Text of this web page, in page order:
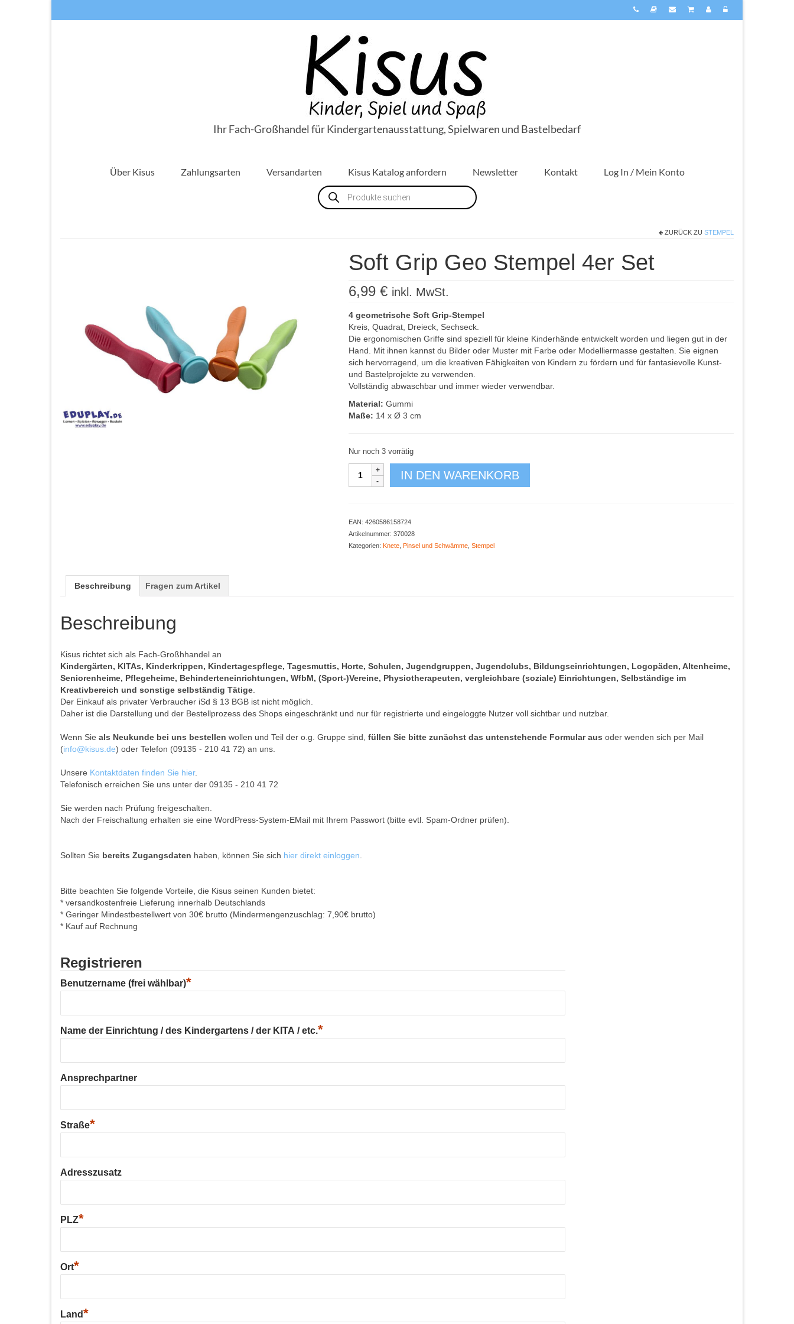
Ihr Fach-Großhandel für Kindergartenausstattung, Spielwaren und Bastelbedarf
Über Kisus Zahlungsarten Versandarten Kisus Katalog anfordern Newsletter Kontakt Log In / Mein Konto
Products
search
ZURÜCK ZU STEMPEL
Soft Grip Geo Stempel 4er Set
6,99 € inkl. MwSt.
4 geometrische Soft Grip-Stempel
Kreis, Quadrat, Dreieck, Sechseck.
Die ergonomischen Griffe sind speziell für kleine Kinderhände entwickelt worden und liegen gut in der
Hand. Mit ihnen kannst du Bilder oder Muster mit Farbe oder Modelliermasse gestalten. Sie eignen
sich hervorragend, um die kreativen Fähigkeiten von Kindern zu fördern und für fantasievolle Kunst-
und Bastelprojekte zu verwenden.
Vollständig abwaschbar und immer wieder verwendbar.
Material: Gummi
Maße: 14 x Ø 3 cm
Nur noch 3 vorrätig
Grip
IN DEN WARENKORB
EAN: 4260586158724
Artikelnummer: 370028
Kategorien: Knete, Pinsel und Schwämme, Stempel
Beschreibung Fragen zum Artikel
Beschreibung
Kisus richtet sich als Fach-Großhhandel an
Kindergärten, KITAs, Kinderkrippen, Kindertagespflege, Tagesmuttis, Horte, Schulen, Jugendgruppen, Jugendclubs, Bildungseinrichtungen, Logopäden, Altenheime,
Seniorenheime, Pflegeheime, Behinderteneinrichtungen, WfbM, (Sport-)Vereine, Physiotherapeuten, vergleichbare (soziale) Einrichtungen, Selbständige im
Kreativbereich und sonstige selbständig Tätige
Der Einkauf als privater Verbraucher iSd § 13 BGB ist nicht möglich.
Daher ist die Darstellung und der Bestellprozess des Shops eingeschränkt und nur für registrierte und eingeloggte Nutzer voll sichtbar und nutzbar.
Wenn Sie als Neukunde bei uns bestellen wollen und Teil der o.g. Gruppe sind, füllen Sie bitte zunächst das untenstehende Formular aus oder wenden sich per Mail
(info@kisus.de) oder Telefon (09135 - 210 41 72) an uns.
Unsere Kontaktdaten finden Sie hier.
Telefonisch erreichen Sie uns unter der 09135 - 210 41 72
Sie werden nach Prüfung freigeschalten.
Nach der Freischaltung erhalten sie eine WordPress-System-EMail mit Ihrem Passwort (bitte evtl. Spam-Ordner prüfen).
Sollten Sie bereits Zugangsdaten haben, können Sie sich hier direkt einloggen
Bitte beachten Sie folgende Vorteile, die Kisus seinen Kunden bietet:
* versandkostenfreie Lieferung innerhalb Deutschlands
* Geringer Mindestbestellwert von 30€ brutto (Mindermengenzuschlag: 7,90€ brutto)
* Kauf auf Rechnung
Registrieren
Benutzername (frei wählbar)*
Name der Einrichtung / des Kindergartens / der KITA / etc.*
Ansprechpartner
Straße*
Adresszusatz
PLZ*
Ort*
Land*